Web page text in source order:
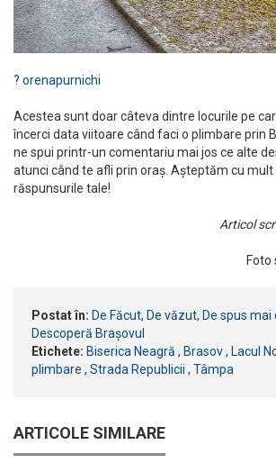
? orenapurnichi
Acestea sunt doar câteva dintre locurile pe
încerci data viitoare când faci o plimbare prin
ne spui printr-un comentariu mai jos ce alte
atunci când te afli prin oraș. Așteptăm cu
răspunsurile tale!
Articol
Foto
Postat în: De Făcut, De văzut, De spus
Descoperă Brașovul
Etichete: Biserica Neagră , Brasov, Lacul
plimbare , Strada Republicii , Tâmpa
ARTICOLE SIMILARE